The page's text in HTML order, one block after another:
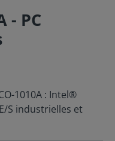
- PC
1010A : Intel®
S industrielles et